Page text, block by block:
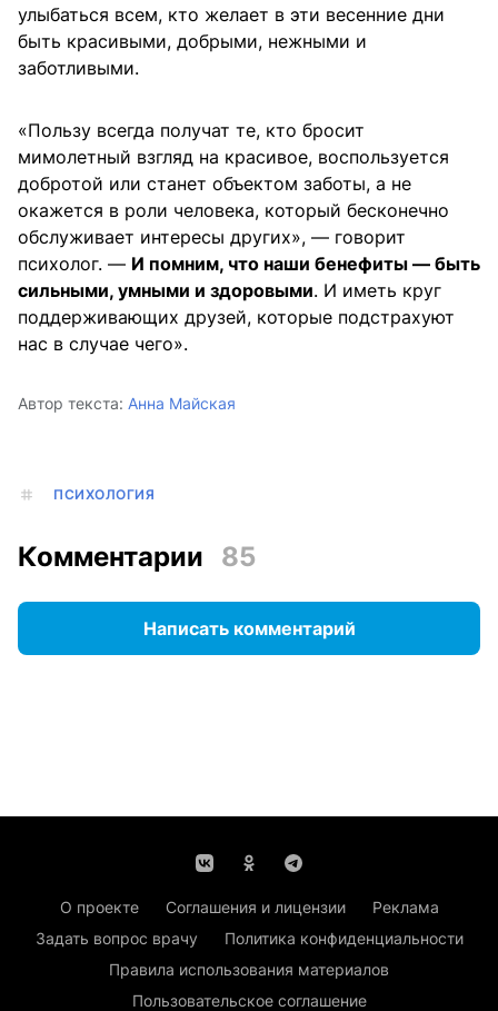
улыбаться всем, кто желает в эти весенние дни
быть красивыми, добрыми, нежными и
заботливыми.
«Пользу всегда получат те, кто бросит
мимолетный взгляд на красивое, воспользуется
добротой или станет объектом заботы, а не
окажется в роли человека, который бесконечно
обслуживает интересы других», — говорит
психолог. — И помним, что наши бенефиты — быть
сильными, умными и здоровыми. И иметь круг
поддерживающих друзей, которые подстрахуют
нас в случае чего».
Автор текста: Анна Майская
ПСИХОЛОГИЯ
Комментарии 85
Написать комментарий
О проекте Соглашения и лицензии
Реклама
Задать вопрос врачу
Политика конфиденциальности
Правила использования материалов
Пользовательское соглашение